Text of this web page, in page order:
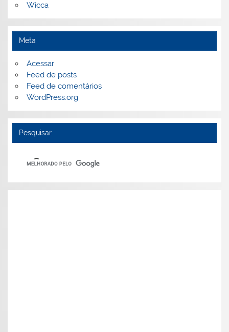
Wicca
Meta
Acessar
Feed de posts
Feed de comentários
WordPress.org
Pesquisar